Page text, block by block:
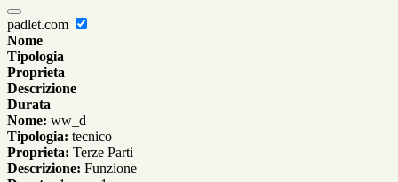
padlet.com
Nome
Tipologia
Proprieta
Descrizione
Durata
Nome: ww_d
Tipologia: tecnico
Proprieta: Terze Parti
Descrizione: Funzione